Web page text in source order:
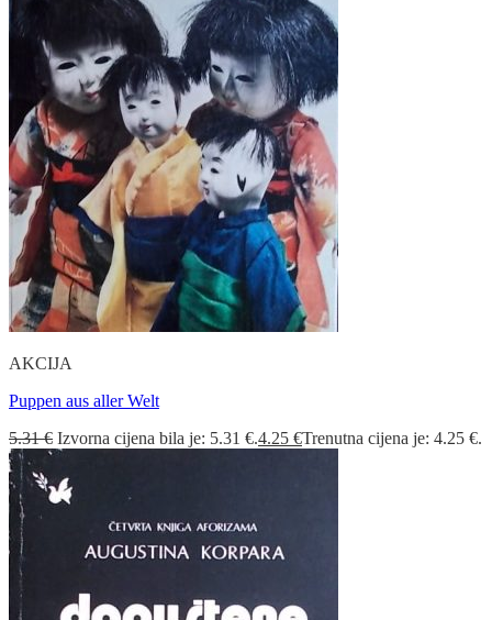
AKCIJA
Puppen aus aller Welt
5.31€ Izvorna cijena bila je: 5.31 €.4.25 €Trenutna cijena je: 4.25 €.